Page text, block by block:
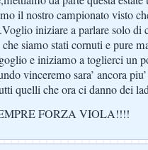
il nostro campionato visto
iniziare a parlare solo di
siamo stati cornuti e pure
e iniziamo a toglierci un
vinceremo sara’ ancora
quelli che ora ci danno dei
FORZA VIOLA!!!!